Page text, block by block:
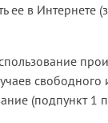
ее в Интернете
(подпункт 1